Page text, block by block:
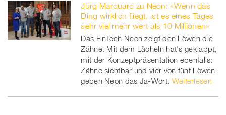
Jürg Marquard zu Neon: «Wenn das
Ding wirklich fliegt, ist es eines Tages
sehr viel mehr wert als 10 Millionen»
Das FinTech Neon zeigt den Löwen die
Zähne. Mit dem Lächeln hat's geklappt,
mit der Konzeptpräsentation ebenfalls:
Zähne sichtbar und vier von fünf Löwen
geben Neon das Ja-Wort. Weiterlesen